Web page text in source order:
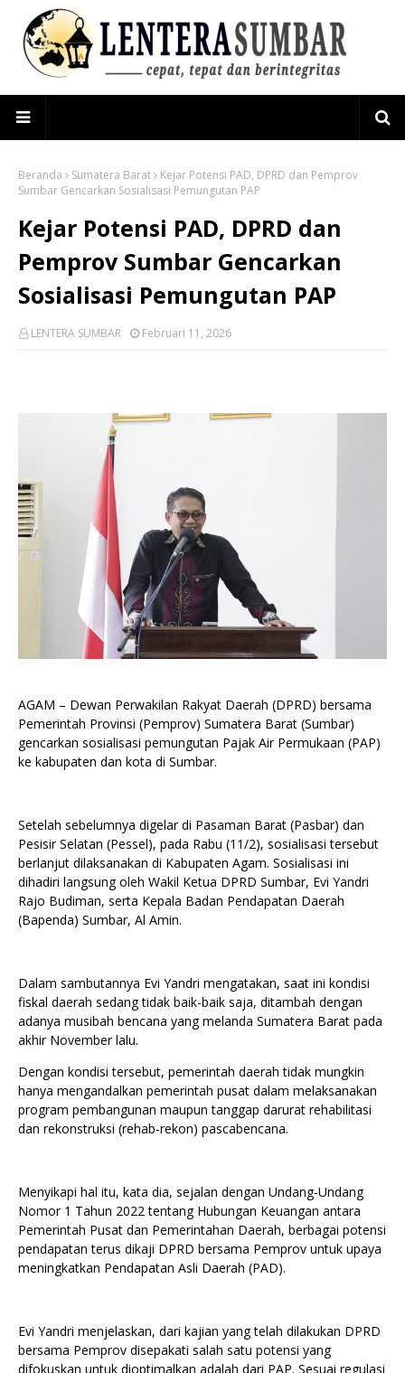
Beranda Sumatera Barat
Kejar Potensi PAD, DPRD dan Pemprov
Sumbar Gencarkan Sosialisasi Pemungutan PAP
Kejar Potensi PAD, DPRD dan
Pemprov Sumbar Gencarkan
Sosialisasi Pemungutan PAP
LENTERA SUMBAR Februari 11, 2026
AGAM – Dewan Perwakilan Rakyat Daerah (DPRD) bersama
Pemerintah Provinsi (Pemprov) Sumatera Barat (Sumbar)
gencarkan sosialisasi pemungutan Pajak Air Permukaan (PAP)
ke kabupaten dan kota di Sumbar.
Setelah sebelumnya digelar di Pasaman Barat (Pasbar) dan
Pesisir Selatan (Pessel), pada Rabu (11/2), sosialisasi tersebut
berlanjut dilaksanakan di Kabupaten Agam. Sosialisasi ini
dihadiri langsung oleh Wakil Ketua DPRD Sumbar, Evi Yandri
Rajo Budiman, serta Kepala Badan Pendapatan Daerah
(Bapenda) Sumbar, Al Amin.
Dalam sambutannya Evi Yandri mengatakan, saat ini kondisi
fiskal daerah sedang tidak baik-baik saja, ditambah dengan
adanya musibah bencana yang melanda Sumatera Barat pada
akhir November lalu.
Dengan kondisi tersebut, pemerintah daerah tidak mungkin
hanya mengandalkan pemerintah pusat dalam melaksanakan
program pembangunan maupun tanggap darurat rehabilitasi
dan rekonstruksi (rehab-rekon) pascabencana.
Menyikapi hal itu, kata dia, sejalan dengan Undang-Undang
Nomor 1 Tahun 2022 tentang Hubungan Keuangan antara
Pemerintah Pusat dan Pemerintahan Daerah, berbagai potensi
pendapatan terus dikaji DPRD bersama Pemprov untuk upaya
meningkatkan Pendapatan Asli Daerah (PAD).
Evi Yandri menjelaskan, dari kajian yang telah dilakukan DPRD
bersama Pemprov disepakati salah satu potensi yang
difokuskan untuk dioptimalkan adalah dari PAP. Sesuai regulasi